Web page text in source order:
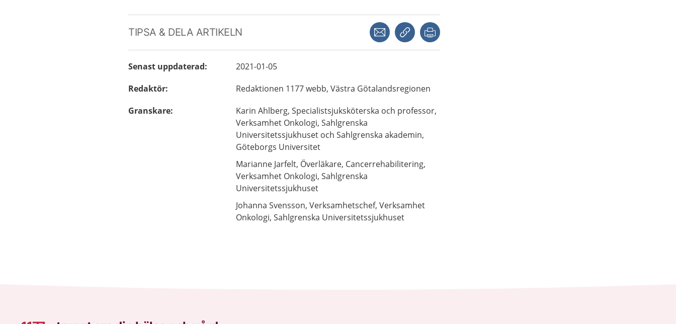
TIPSA & DELA ARTIKELN Dela via mejlKopiera länk
Senast uppdaterad:
2021-01-05
Redaktör: Redaktionen 1177 webb, Västra Götalandsregionen
Granskare: Karin Ahlberg, Specialistsjuksköterska och professor,
Verksamhet Onkologi, Sahlgrenska
Universitetssjukhuset och Sahlgrenska akademin,
Göteborgs Universitet
Marianne Jarfelt, Överläkare, Cancerrehabilitering,
Verksamhet Onkologi, Sahlgrenska
Universitetssjukhuset
Johanna Svensson, Verksamhetschef, Verksamhet
Onkologi, Sahlgrenska Universitetssjukhuset